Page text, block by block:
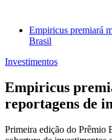
Empiricus premiará
Brasil
Investimentos
Empiricus
reportagens de
Primeira edição do Prêmio